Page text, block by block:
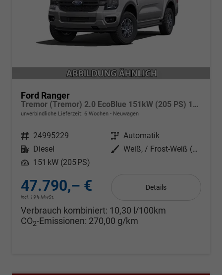
Ford Ranger
Tremor (Tremor) 2.0 EcoBlue 151kW (205 PS) 10-Stufen Automatikgetriebe 4WD
unverbindliche Lieferzeit: 6 Wochen Neuwagen
Fahrzeugnr. 24995229 Getriebe Automatik
Kraftstoff
Diesel Außenfarbe
Weiß, / Frost-Weiß (000ZH0)
Leistung 151 kW (205 PS)
47.790,– €
incl. 19% MwSt.
Details
Verbrauch kombiniert: 10,30 l/100km
CO2-Emissionen: 270,00 g/km